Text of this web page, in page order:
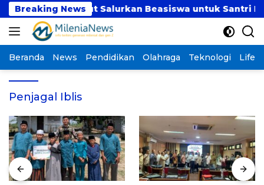
Langsung
ke
konten
Breaking News
BMH Sumut Salurkan Beasiswa untuk Santri
Beranda News Pendidikan Olahraga Teknologi
Penjagal Iblis